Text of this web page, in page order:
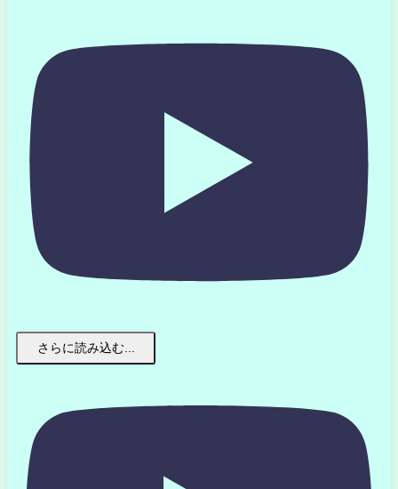
さらに読み込む...